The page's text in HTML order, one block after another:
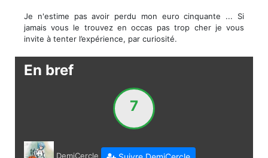
Je n'estime pas avoir perdu mon euro cinquante ... Si
jamais vous le trouvez en occas pas trop cher je vous
invite à tenter l’expérience, par curiosité.
En bref
7
DemiCercle